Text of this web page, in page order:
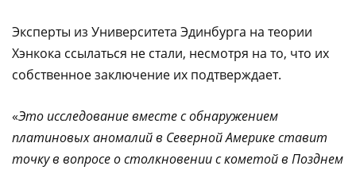
Эксперты из Университета Эдинбурга на теории
Хэнкока ссылаться не стали, несмотря на то, что их
собственное заключение их подтверждает.
«Это исследование вместе с обнаружением
платиновых аномалий в Северной Америке ставит
точку в вопросе о столкновении с кометой в Позднем